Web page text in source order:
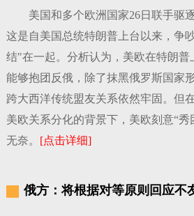
美国和多个欧洲国家26日联手驱
这是自美国总统特朗普上台以来，争
结"在一起。分析认为，美欧在特朗普
能够抱团反俄，除了抹黑俄罗斯国家
跨大西洋传统盟友关系依然牢固。但
美欧关系分化的背景下，美欧刻意“秀
无奈。 [点击详细]
俄方：将根据对等原则回应不